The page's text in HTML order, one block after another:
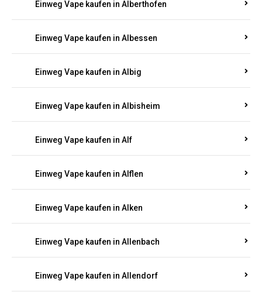
Einweg Vape kaufen in Alberthofen
Einweg Vape kaufen in Albessen
Einweg Vape kaufen in Albig
Einweg Vape kaufen in Albisheim
Einweg Vape kaufen in Alf
Einweg Vape kaufen in Alflen
Einweg Vape kaufen in Alken
Einweg Vape kaufen in Allenbach
Einweg Vape kaufen in Allendorf